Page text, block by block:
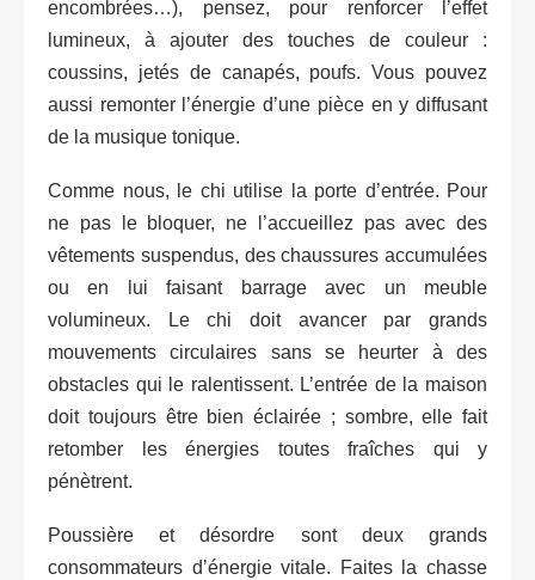
encombrées…), pensez, pour renforcer l’effet
lumineux, à ajouter des touches de couleur :
coussins, jetés de canapés, poufs. Vous pouvez
aussi remonter l’énergie d’une pièce en y diffusant
de la musique tonique.
Comme nous, le chi utilise la porte d’entrée. Pour
ne pas le bloquer, ne l’accueillez pas avec des
vêtements suspendus, des chaussures accumulées
ou en lui faisant barrage avec un meuble
volumineux. Le chi doit avancer par grands
mouvements circulaires sans se heurter à des
obstacles qui le ralentissent. L’entrée de la maison
doit toujours être bien éclairée ; sombre, elle fait
retomber les énergies toutes fraîches qui y
pénètrent.
Poussière et désordre sont deux grands
consommateurs d’énergie vitale. Faites la chasse